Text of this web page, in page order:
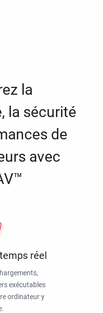
la
la sécurité
de
avec
réel
exécutables
ordinateur y